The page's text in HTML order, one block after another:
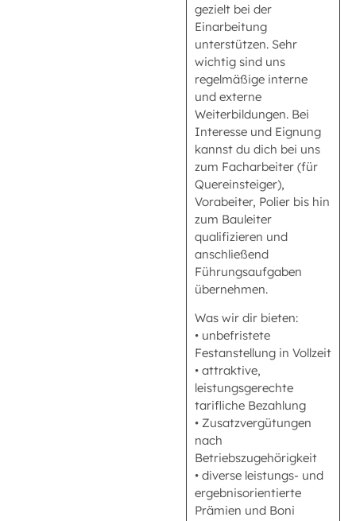
gezielt bei der
Einarbeitung
unterstützen. Sehr
wichtig sind uns
regelmäßige interne
und externe
Weiterbildungen. Bei
Interesse und Eignung
kannst du dich bei uns
zum Facharbeiter (für
Quereinsteiger),
Vorabeiter, Polier bis hin
zum Bauleiter
qualifizieren und
anschließend
Führungsaufgaben
übernehmen.
Was wir dir bieten:
• unbefristete
Festanstellung in Vollzeit
• attraktive,
leistungsgerechte
tarifliche Bezahlung
• Zusatzvergütungen
nach
Betriebszugehörigkeit
• diverse leistungs- und
ergebnisorientierte
Prämien und Boni